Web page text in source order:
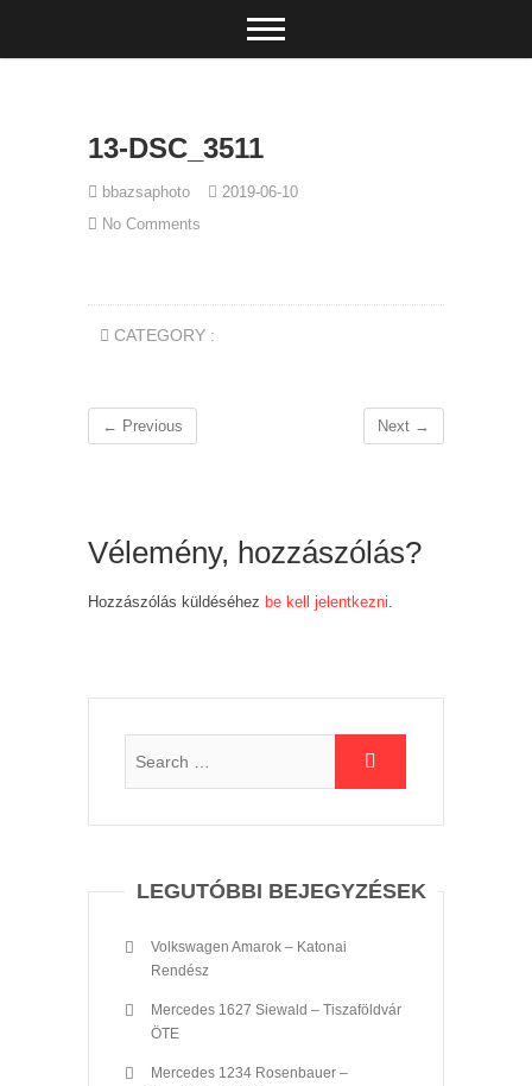
content
13-DSC_3511
bbazsaphoto
2019-06-10
No Comments
CATEGORY :
← Previous Next →
Vélemény, hozzászólás?
Hozzászólás küldéséhez be kell jelentkezni
LEGUTÓBBI BEJEGYZÉSEK
Volkswagen Amarok – Katonai
Rendész
Mercedes 1627 Siewald – Tiszaföldvár
ÖTE
Mercedes 1234 Rosenbauer –